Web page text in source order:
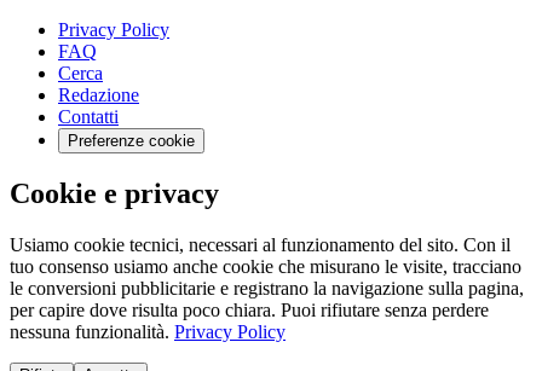
Privacy Policy
FAQ
Cerca
Redazione
Contatti
Preferenze cookie
Cookie e privacy
Usiamo cookie tecnici, necessari al funzionamento del sito. Con il
tuo consenso usiamo anche cookie che misurano le visite, tracciano
le conversioni pubblicitarie e registrano la navigazione sulla pagina,
per capire dove risulta poco chiara. Puoi rifiutare senza perdere
nessuna funzionalità. Privacy Policy